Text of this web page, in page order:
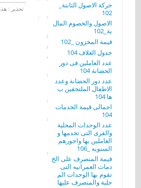
حركة الاصول الثابتة_
102
الاصول والخصوم المال
ية_102
قيمة المخزون _102
جدول الغلاف 104
عدد العاملين فى دور
الحضانة 104
عدد دور الحضانة وعدد
الاطفال الملتحقين ب
ها 104
اجمالى قيمة الخدمات
104
عدد الوحدات المحلية
والقرى التى تخدمها و
العاملين بها واجورهم
السنويه _106
قيمة المنصرف على الخ
دمات العمرانيه التى
تقوم بها الوحدات الم
حلية والمنصرف عليها
تحذير :